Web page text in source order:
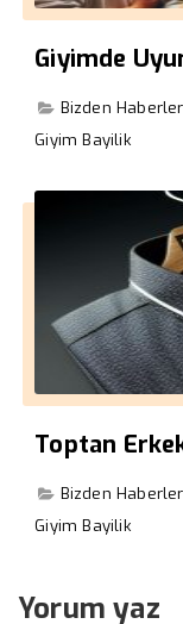
Giyimde
Bizden Haberler
Giyim Bayilik
Toptan
Bizden Haberler
Giyim Bayilik
Yorum yaz